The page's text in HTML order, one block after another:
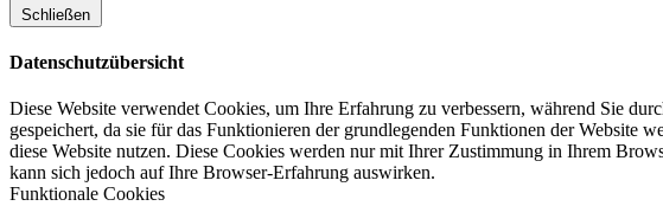
Schließen
Datenschutzübersicht
Diese Website verwendet Cookies, um Ihre Erfahrung zu verbessern, während Sie
gespeichert, da sie für das Funktionieren der grundlegenden Funktionen der
diese Website nutzen. Diese Cookies werden nur mit Ihrer Zustimmung in Ihrem
kann sich jedoch auf Ihre Browser-Erfahrung auswirken.
Funktionale Cookies